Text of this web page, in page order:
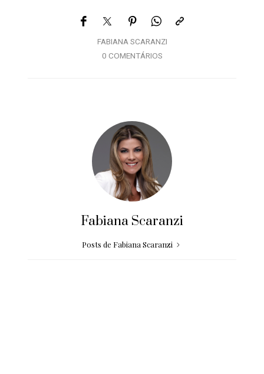
FABIANA SCARANZI
0 COMENTÁRIOS
Fabiana Scaranzi
Posts de Fabiana Scaranzi